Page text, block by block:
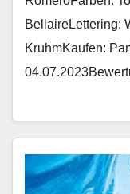
BellaireLettering:
KruhmKaufen: